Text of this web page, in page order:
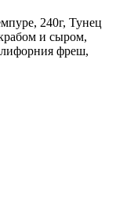
240г, Тунец
и сыром,
фреш,